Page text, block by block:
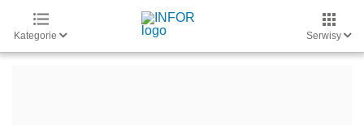
Kategorie Serwisy